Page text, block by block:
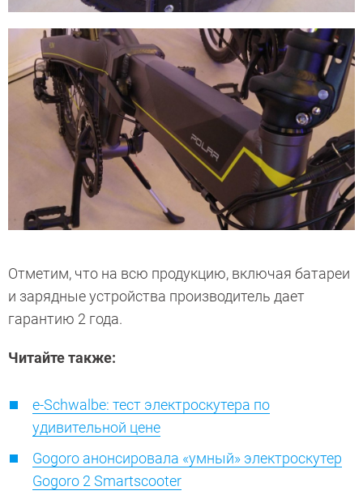
Отметим, что на всю продукцию, включая батареи
и зарядные устройства производитель дает
гарантию 2 года.
Читайте также:
e-Schwalbe: тест электроскутера по
удивительной цене
Gogoro анонсировала «умный» электроскутер
Gogoro 2 Smartscooter